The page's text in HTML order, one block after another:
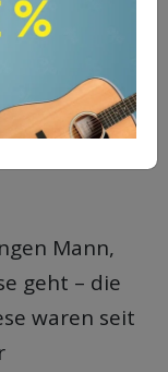
„Hänschen
Franz
Mann,
geht – die
waren seit